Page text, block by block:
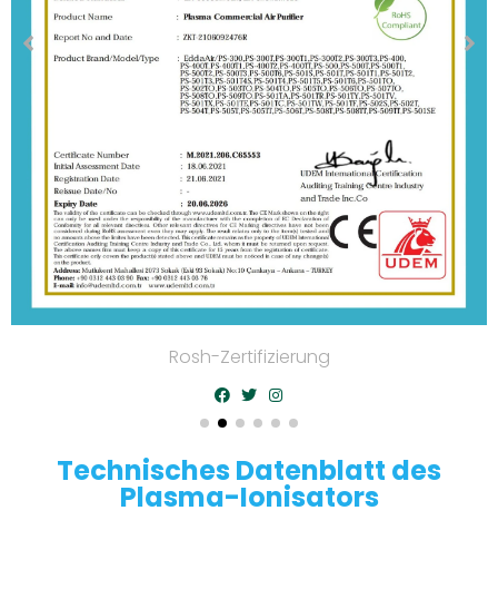
CE-Zertifizierung
Technisches Datenblatt des
Plasma-Ionisators